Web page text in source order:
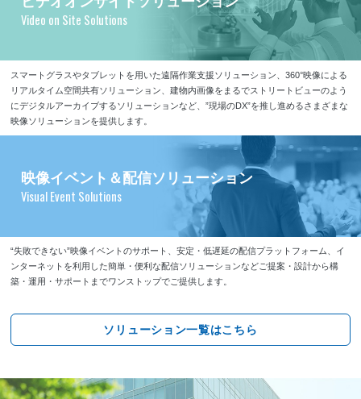
Video on Site Solutions
スマートグラスやタブレットを用いた遠隔作業支援ソリューション、360°映像による
リアルタイム空間共有ソリューション、建物内画像をまるでストリートビューのよう
にデジタルアーカイブするソリューションなど、”現場のDX”を推し進めるさまざまな
映像ソリューションを提供します。
映像イベント＆配信ソリューション
Visual Event Solutions
“失敗できない”映像イベントのサポート、安定・低遅延の配信プラットフォーム、イ
ンターネットを利用した簡単・便利な配信ソリューションなどご提案・設計から構
築・運用・サポートまでワンストップでご提供します。
ソリューション一覧はこちら